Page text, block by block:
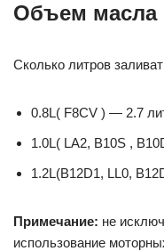
Объем масла
Сколько литров
0.8L( F8CV ) — 2.7
1.0L( LA2, B10S ,
1.2L(B12D1, LL0,
Примечание: не
использование